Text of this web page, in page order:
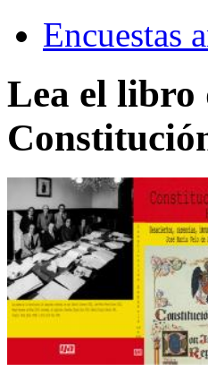
Encuestas
Lea el libro